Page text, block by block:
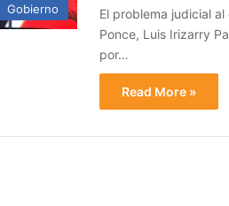
Gobierno
El problema judicial
Ponce, Luis Irizarry
por…
Read More »